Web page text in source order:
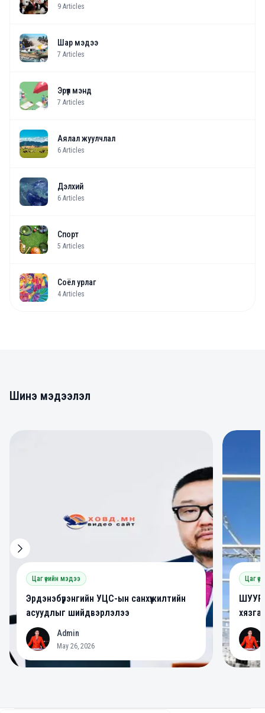
9 Articles
Шар мэдээ
7 Articles
Эрүүл мэнд
7 Articles
Аялал жуулчлал
6 Articles
Дэлхий
6 Articles
Спорт
5 Articles
Соёл урлаг
4 Articles
Шинэ мэдээлэл
Цаг үеийн мэдээ
Эрдэнэбүрэнгийн УЦС-ын санхүүжилтийн
асуудлыг шийдвэрлэлээ
A Admin
May 26, 2026
Цаг
A